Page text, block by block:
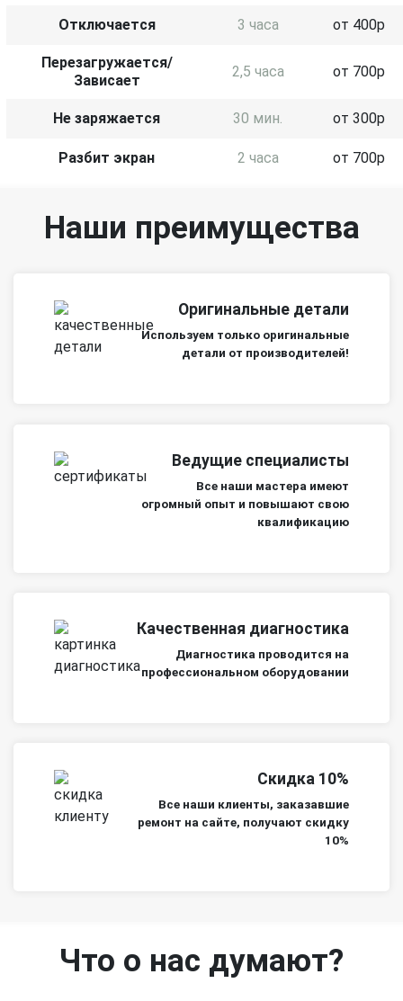
Отключается 3 часа от 400р
Перезагружается/
Зависает
2,5 часа от 700р
Не заряжается 30 мин. от 300р
Разбит экран 2 часа от 700р
Наши преимущества
Оригинальные детали
Используем только оригинальные
детали от производителей!
Ведущие специалисты
Все наши мастера имеют
огромный опыт и повышают свою
квалификацию
Качественная диагностика
Диагностика проводится на
профессиональном оборудовании
Скидка 10%
Все наши клиенты, заказавшие
ремонт на сайте, получают скидку
10%
Что о нас думают?